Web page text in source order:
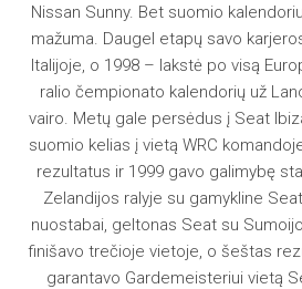
Nissan Sunny. Bet suomio
mažuma. Daugel etapų savo
Italijoje, o 1998 – lakstė po visą
ralio čempionato kalendorių už
vairo. Metų gale persėdus į Seat
suomio kelias į vietą WRC
rezultatus ir 1999 gavo galimybę
Zelandijos ralyje su gamykline
nuostabai, geltonas Seat su
finišavo trečioje vietoje, o šeštas
garantavo Gardemeisteriui vietą